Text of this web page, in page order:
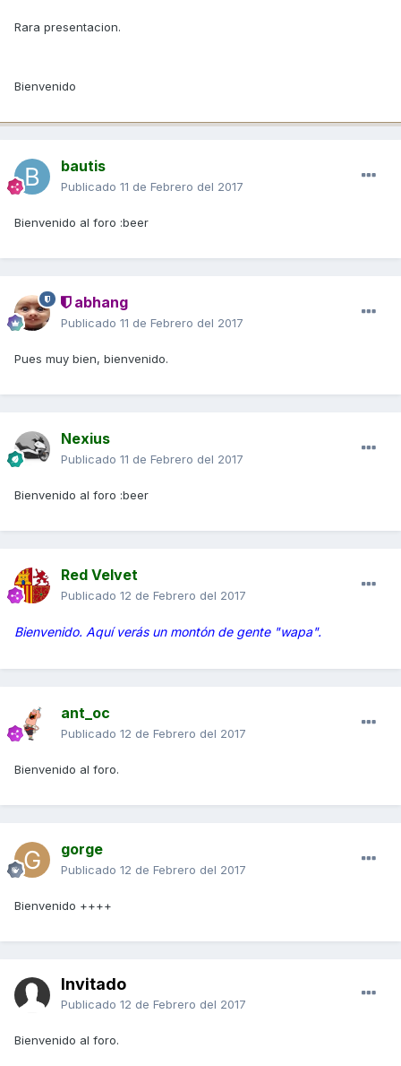
Rara presentacion.
Bienvenido
bautis
Publicado 11 de Febrero del 2017
Bienvenido al foro :beer
abhang
Publicado 11 de Febrero del 2017
Pues muy bien, bienvenido.
Nexius
Publicado 11 de Febrero del 2017
Bienvenido al foro :beer
Red Velvet
Publicado 12 de Febrero del 2017
Bienvenido. Aquí verás un montón de gente "wapa".
ant_oc
Publicado 12 de Febrero del 2017
Bienvenido al foro.
gorge
Publicado 12 de Febrero del 2017
Bienvenido ++++
Invitado
Publicado 12 de Febrero del 2017
Bienvenido al foro.